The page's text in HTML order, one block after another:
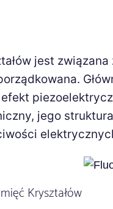
jest
jego
Kryształów